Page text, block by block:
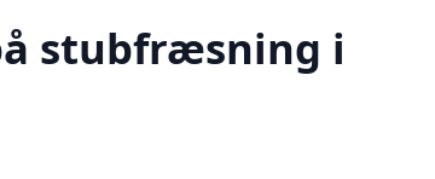
stubfræsning i